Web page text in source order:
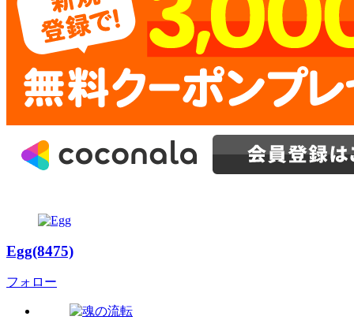
Egg(8475)
フォロー